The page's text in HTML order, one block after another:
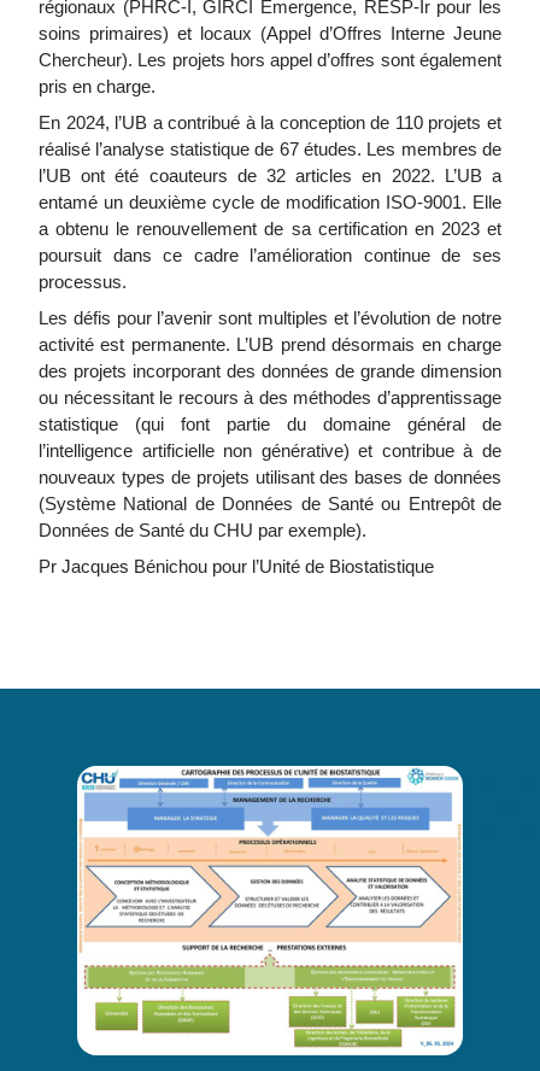
régionaux (PHRC-I, GIRCI Émergence, RESP-Ir pour les
soins primaires) et locaux (Appel d’Offres Interne Jeune
Chercheur). Les projets hors appel d’offres sont également
pris en charge.
En 2024, l’UB a contribué à la conception de 110 projets et
réalisé l’analyse statistique de 67 études. Les membres de
l’UB ont été coauteurs de 32 articles en 2022. L’UB a
entamé un deuxième cycle de modification ISO-9001. Elle
a obtenu le renouvellement de sa certification en 2023 et
poursuit dans ce cadre l’amélioration continue de ses
processus.
Les défis pour l’avenir sont multiples et l’évolution de notre
activité est permanente. L’UB prend désormais en charge
des projets incorporant des données de grande dimension
ou nécessitant le recours à des méthodes d’apprentissage
statistique (qui font partie du domaine général de
l’intelligence artificielle non générative) et contribue à de
nouveaux types de projets utilisant des bases de données
(Système National de Données de Santé ou Entrepôt de
Données de Santé du CHU par exemple).
Pr Jacques Bénichou pour l’Unité de Biostatistique